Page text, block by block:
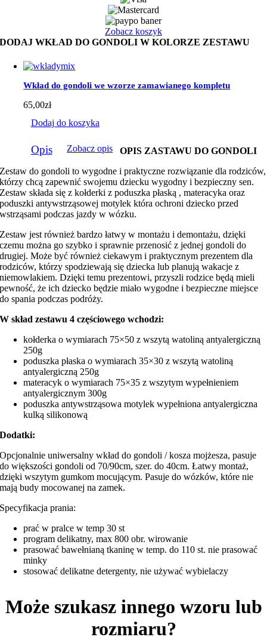
Zobacz koszyk
DODAJ WKŁAD DO GONDOLI W KOLORZE ZESTAWU
Wkład do gondoli we wzorze zamawianego kompletu
65,00zł
Dodaj do koszyka
Opis Zobacz opis
OPIS ZASTAWU DO GONDOLI
Zestaw do gondoli to wygodne i praktyczne rozwiązanie dla rodziców,
którzy chcą zapewnić swojemu dziecku wygodny i bezpieczny sen.
Zestaw składa się z kołderki z poduszka płaską , materacyka oraz
poduszki antywstrząsowej motylek która ochroni dziecko przed
wstrząsami podczas jazdy w wózku.
Zestaw jest również bardzo łatwy w montażu i demontażu, dzięki
czemu można go szybko i sprawnie przenosić z jednej gondoli do
drugiej. Może być również ciekawym i praktycznym prezentem dla
rodziców, którzy spodziewają się dziecka lub planują wakacje z
niemowlakiem. Dzięki temu prezentowi, przyszli rodzice będą mieli
pewność, że ich dziecko będzie miało wygodne i bezpieczne miejsce
do spania podczas podróży.
W skład zestawu 4 częściowego wchodzi:
kołderka o wymiarach 75×50 z wszytą watoliną antyalergiczną
250g
poduszka płaska o wymiarach 35×30 z wszytą watoliną
antyalergiczną 250g
materacyk o wymiarach 75×35 z wszytym wypełnieniem
antyalergicznym 300g
poduszka antywstrząsowa motylek wypełniona antyalergiczna
kulką silikonową
Dodatki:
Opcjonalnie uniwersalny wkład do gondoli / kosza mojżesza, pasuje
do większości gondoli od 70/90cm, szer. do 40cm. Łatwy montaż,
dzięki wszytym gumkom mocującym. Pasuje do wózków, które nie
mają budy mocowanej na zamek.
Specyfikacja prania:
prać w pralce w temp 30 st
program delikatny, max 800 obr. wirowanie
prasować bawełnianą tkaninę w temp. do 110 st. nie prasować
minky
stosować delikatne detergenty, nie używać wybielaczy
Może szukasz innego wzoru lub
rozmiaru?